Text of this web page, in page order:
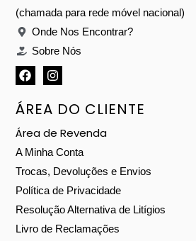
(chamada para rede móvel nacional)
Onde Nos Encontrar?
Sobre Nós
ÁREA DO CLIENTE
Área de Revenda
A Minha Conta
Trocas, Devoluções e Envios
Política de Privacidade
Resolução Alternativa de Litígios
Livro de Reclamações